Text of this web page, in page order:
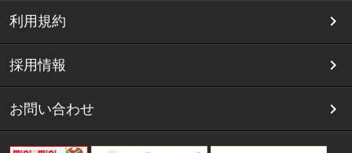
利用規約
採用情報
お問い合わせ